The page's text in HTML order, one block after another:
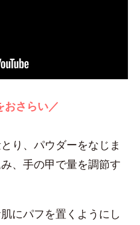
おさらい／
り、パウダーをなじま
、手の甲で量を調節す
にパフを置くようにし